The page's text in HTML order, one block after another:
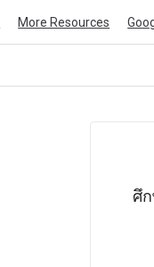
More Resources
ศึ